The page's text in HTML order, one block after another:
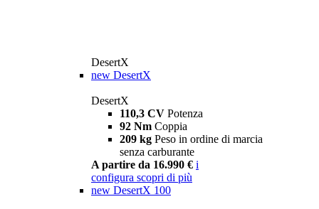
DesertX
new DesertX
DesertX
110,3 CV Potenza
92 Nm Coppia
209 kg Peso in ordine di marcia
senza carburante
A partire da 16.990 € i
configura scopri di più
new DesertX 100